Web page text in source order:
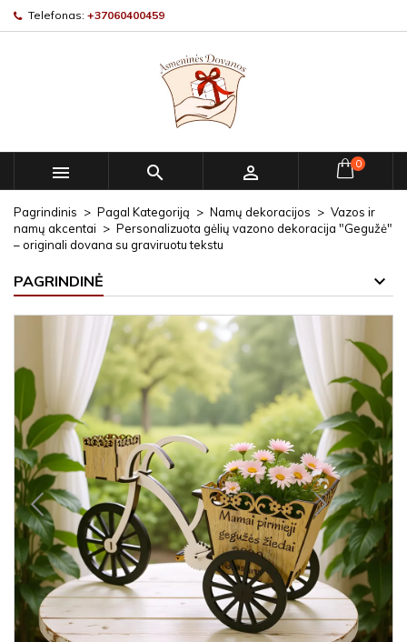
Telefonas: +37060400459
   0
Pagrindinis Pagal Kategoriją Namų dekoracijos
Vazos ir
namų akcentai
Personalizuota gėlių vazono dekoracija "Gegužė"
– originali dovana su graviruotu tekstu
PAGRINDINĖ